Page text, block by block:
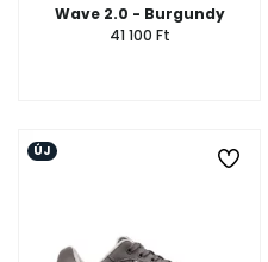
Wave 2.0 - Burgundy
41 100 Ft
ÚJ